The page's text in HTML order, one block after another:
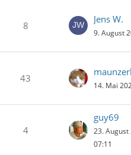
8
Jens W.
9. August
43
14. Mai
4
guy69
23. August
07:11